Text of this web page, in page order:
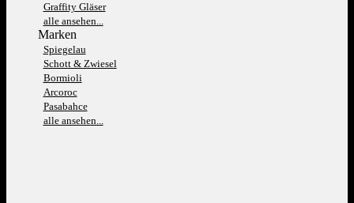
Graffity Gläser
alle ansehen...
Marken
Spiegelau
Schott & Zwiesel
Bormioli
Arcoroc
Pasabahce
alle ansehen...